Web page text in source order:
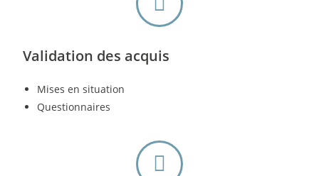
Validation des acquis
Mises en situation
Questionnaires